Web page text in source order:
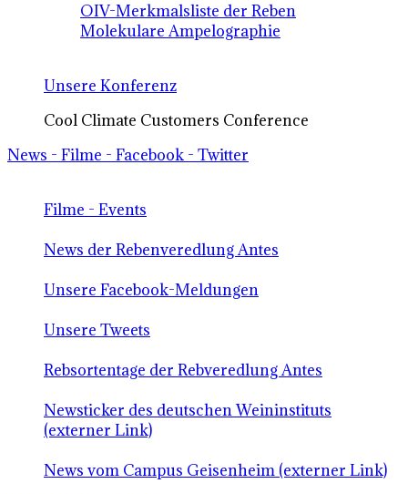
OIV-Merkmalsliste der Reben
Molekulare Ampelographie
Unsere Konferenz
Cool Climate Customers Conference
News - Filme - Facebook - Twitter
Filme - Events
News der Rebenveredlung Antes
Unsere Facebook-Meldungen
Unsere Tweets
Rebsortentage der Rebveredlung Antes
Newsticker des deutschen Weininstituts
(externer Link)
News vom Campus Geisenheim (externer Link)